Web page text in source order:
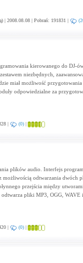
| 2008.08.08 | Pobrań: 191831 |
kierowanego do DJ-
niezbędnych,
miał możliwość przygotowania
odpowiedzialne za
| (0)|
plików audio. Interfejs
możliwością odtwarzania dwóch
przejścia między
pliki MP3, OGG, WAVE
| (0)|